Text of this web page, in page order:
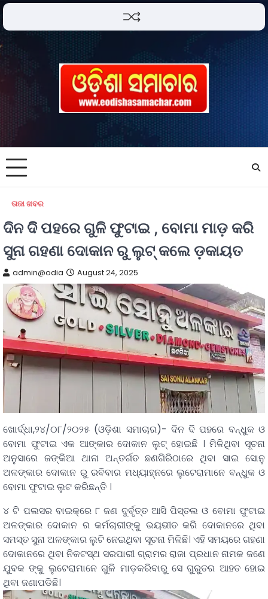
ତାଜା ଖବର
ଦିନ ଦିି ପହରେ ଗୁଳି ଫୁଟାଇ , ବୋମା ମାଡ଼ କରି
ସୁନା ଗହଣା ଦୋକାନ ରୁ ଲୁଟ୍ କଲେ ଡ଼କାୟତ
admin@odia August 24, 2025
ଖୋର୍ଦ୍ଧା,୨୪/୦୮/୨୦୨୫ (ଓଡ଼ିଶା ସମାଚାର)- ଦିନ ଦିି ପହରେ ବନ୍ଧୁକ ଓ
ବୋମା ଫୁଟାଇ ଏକ ଆଙ୍କାର ଦୋକାନ ଲୁଟ୍ ହୋଇଛି । ମିଳିଥିବା ସୂଚନା
ଅନୁସାରେ ଜଙ୍କିଆ ଥାନା ଅନ୍ତର୍ଗତ ଛଣଗିରିଠାରେ ଥିବା ସାଇ ସୋନୁ
ଅଳଙ୍କାର ଦୋକାନ ରୁ ରବିବାର ମଧ୍ୟାହ୍ନରେ ଲୁଟେରାମାନେ ବନ୍ଧୁକ ଓ
ବୋମା ଫୁଟାଇ ଲୁଟ କରିଛନ୍ତି ।
୪ ଟି ପଲସର ବାଇକ୍‌ରେ ୮ ଜଣ ଦୁର୍ବୃତ୍ତ ଆସି ପିସ୍ତଲ ଓ ବୋମା ଫୁଟାଇ
ଅଳଙ୍କାର ଦୋକାନ ର କର୍ମଚାରୀଙ୍କୁ ଭୟଭୀତ କରି ଦୋକାନରେ ଥିବା
ସମସ୍ତ ସୁନା ଅଳଙ୍କାର ଲୁଟି ନେଇଥିବା ସୂଚନା ମିଳିଛି। ଏହି ସମୟରେ ଗହଣା
ଦୋକାନରେ ଥିବା ନିକଟସ୍ଥ ସରପାରୀ ଗ୍ରାମର ରାଜା ପ୍ରଧାନ ନାମକ ଜଣେ
ଯୁବକ ଙ୍କୁ ଲୁଟେରାମାନେ ଗୁଳି ମାଡ଼କରିବାରୁ ସେ ଗୁରୁତର ଆହତ ହୋଇ
ଥିବା ଜଣାପଡିଛି।